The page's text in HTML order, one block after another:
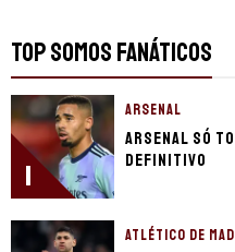
TOP SOMOS FANÁTICOS
1
ARSENAL
Arsenal só
definitivo
ATLÉTICO DE